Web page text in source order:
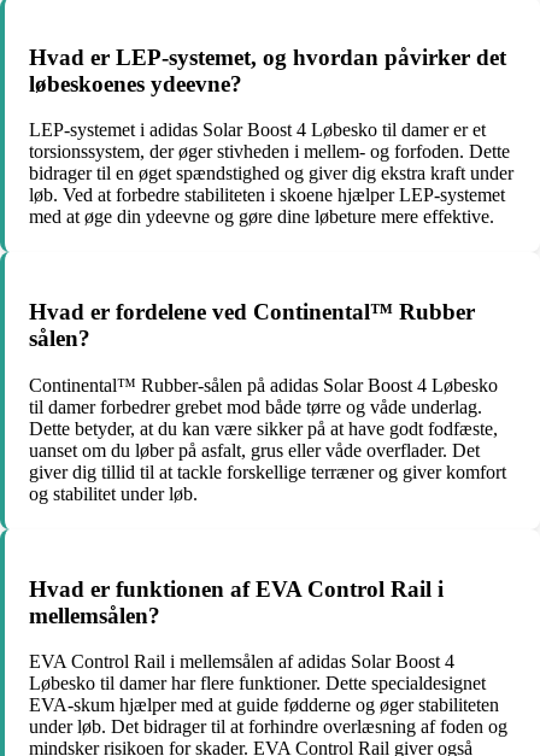
Hvad er LEP-systemet, og hvordan påvirker det
løbeskoenes ydeevne?
LEP-systemet i adidas Solar Boost 4 Løbesko til damer er et
torsionssystem, der øger stivheden i mellem- og forfoden. Dette
bidrager til en øget spændstighed og giver dig ekstra kraft under
løb. Ved at forbedre stabiliteten i skoene hjælper LEP-systemet
med at øge din ydeevne og gøre dine løbeture mere effektive.
Hvad er fordelene ved Continental™ Rubber
sålen?
Continental™ Rubber-sålen på adidas Solar Boost 4 Løbesko
til damer forbedrer grebet mod både tørre og våde underlag.
Dette betyder, at du kan være sikker på at have godt fodfæste,
uanset om du løber på asfalt, grus eller våde overflader. Det
giver dig tillid til at tackle forskellige terræner og giver komfort
og stabilitet under løb.
Hvad er funktionen af EVA Control Rail i
mellemsålen?
EVA Control Rail i mellemsålen af adidas Solar Boost 4
Løbesko til damer har flere funktioner. Dette specialdesignet
EVA-skum hjælper med at guide fødderne og øger stabiliteten
under løb. Det bidrager til at forhindre overlæsning af foden og
mindsker risikoen for skader. EVA Control Rail giver også